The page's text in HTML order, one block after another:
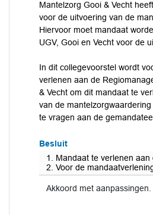
Mantelzorg Gooi & Vecht
voor de uitvoering van de
Hiervoor moet mandaat
UGV, Gooi en Vecht voor de
In dit collegevoorstel wordt
verlenen aan de
& Vecht om dit mandaat te
van de
te vragen aan de
Besluit
1. Mandaat te verlenen
2. Voor de
Akkoord met